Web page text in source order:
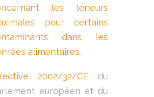
les teneurs
pour certains
dans les
alimentaires.
2002/32/CE du
européen et du